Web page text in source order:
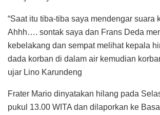
“Saat itu tiba-tiba saya mendengar suara
Ahhh…. sontak saya dan Frans Deda
kebelakang dan sempat melihat kepala
dada korban di dalam air kemudian
ujar Lino Karundeng
Frater Mario dinyatakan hilang pada
pukul 13.00 WITA dan dilaporkan ke